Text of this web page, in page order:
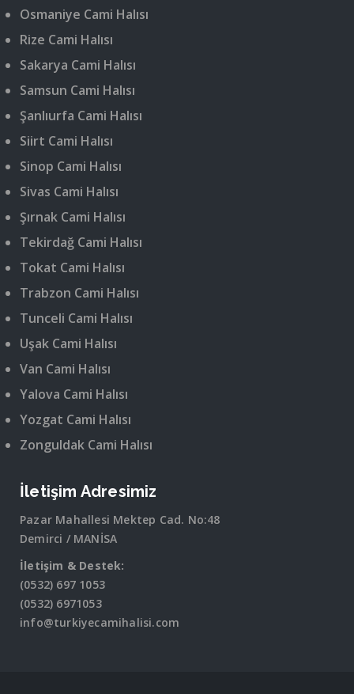
Osmaniye Cami Halısı
Rize Cami Halısı
Sakarya Cami Halısı
Samsun Cami Halısı
Şanlıurfa Cami Halısı
Siirt Cami Halısı
Sinop Cami Halısı
Sivas Cami Halısı
Şırnak Cami Halısı
Tekirdağ Cami Halısı
Tokat Cami Halısı
Trabzon Cami Halısı
Tunceli Cami Halısı
Uşak Cami Halısı
Van Cami Halısı
Yalova Cami Halısı
Yozgat Cami Halısı
Zonguldak Cami Halısı
İletişim Adresimiz
Pazar Mahallesi Mektep Cad. No:48
Demirci / MANİSA
İletişim & Destek:
(0532) 697 1053
(0532) 6971053
info@turkiyecamihalisi.com